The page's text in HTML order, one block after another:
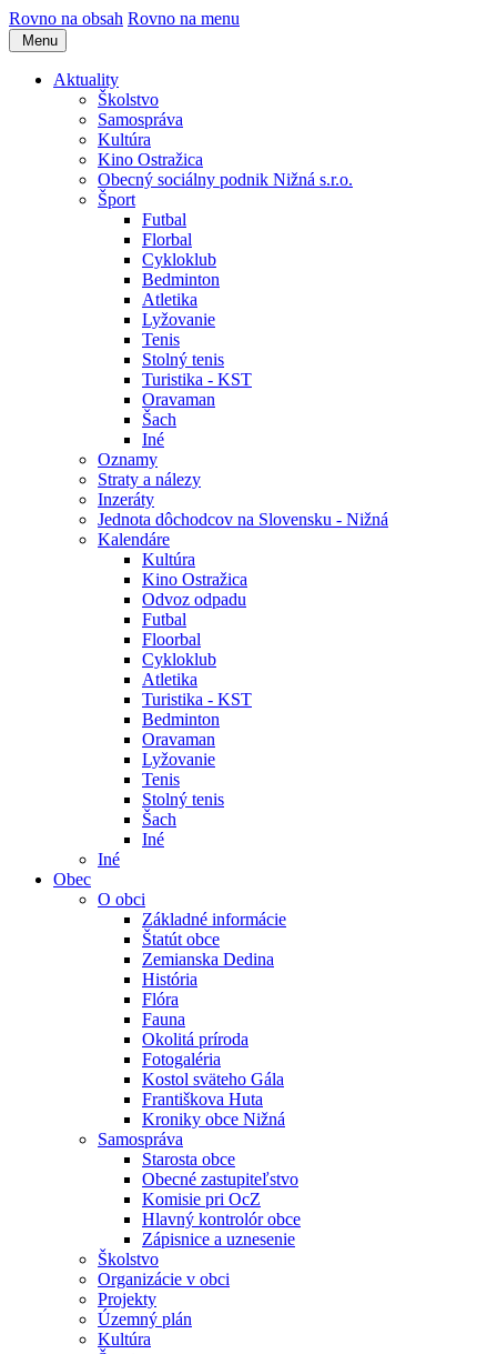
Rovno na obsah Rovno na menu
Menu
Aktuality
Školstvo
Samospráva
Kultúra
Kino Ostražica
Obecný sociálny podnik Nižná s.r.o.
Šport
Futbal
Florbal
Cykloklub
Bedminton
Atletika
Lyžovanie
Tenis
Stolný tenis
Turistika - KST
Oravaman
Šach
Iné
Oznamy
Straty a nálezy
Inzeráty
Jednota dôchodcov na Slovensku - Nižná
Kalendáre
Kultúra
Kino Ostražica
Odvoz odpadu
Futbal
Floorbal
Cykloklub
Atletika
Turistika - KST
Bedminton
Oravaman
Lyžovanie
Tenis
Stolný tenis
Šach
Iné
Iné
Obec
O obci
Základné informácie
Štatút obce
Zemianska Dedina
História
Flóra
Fauna
Okolitá príroda
Fotogaléria
Kostol sväteho Gála
Františkova Huta
Kroniky obce Nižná
Samospráva
Starosta obce
Obecné zastupiteľstvo
Komisie pri OcZ
Hlavný kontrolór obce
Zápisnice a uznesenie
Školstvo
Organizácie v obci
Projekty
Územný plán
Kultúra